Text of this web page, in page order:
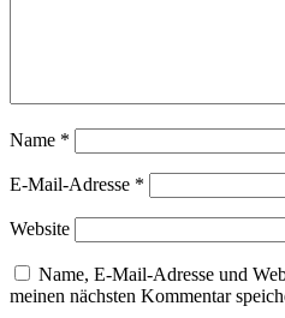
Name *
E-Mail-Adresse *
Website
Name, E-Mail-Adresse und
meinen nächsten Kommentar